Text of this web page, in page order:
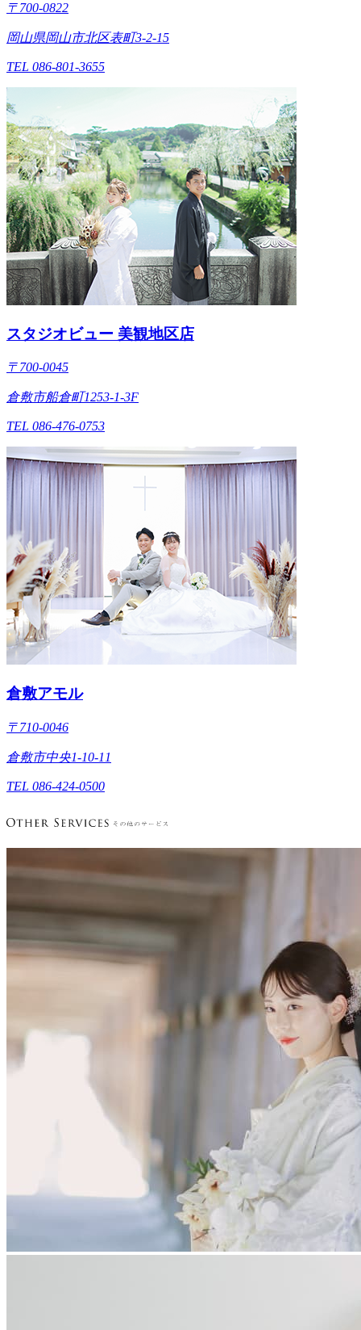
〒700-0822
岡山県岡山市北区表町3-2-15
TEL 086-801-3655
スタジオビュー 美観地区店
〒700-0045
倉敷市船倉町1253-1-3F
TEL 086-476-0753
倉敷アモル
〒710-0046
倉敷市中央1-10-11
TEL 086-424-0500